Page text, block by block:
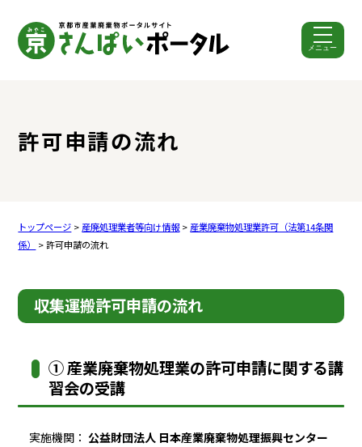
メニュー
許可申請の流れ
トップページ > 産廃処理業者等向け情報> 産業廃棄物処理業許可（法第14条関
係）
> 許可申請の流れ
収集運搬許可申請の流れ
① 産業廃棄物処理業の許可申請に関する講
習会の受講
実施機関：公益財団法人 日本産業廃棄物処理振興センター